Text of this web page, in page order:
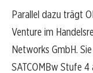
Parallel dazu trägt
Venture im
Networks GmbH.
SATCOMBw Stufe